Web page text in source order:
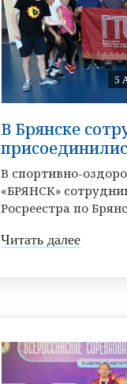
5
В Брянске
В спортивно-
«БРЯНСК»
Росреестра по
Читать далее